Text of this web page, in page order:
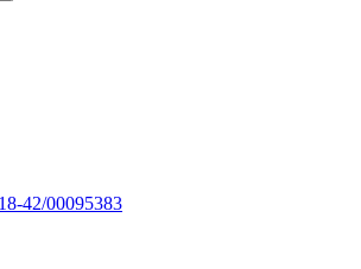
42/00095383